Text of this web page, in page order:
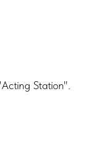
Station".